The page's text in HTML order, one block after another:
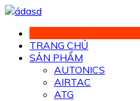
Chuyển
phần
dung
TRANG CHỦ
SẢN PHẨM
AUTONICS
AIRTAC
ATG